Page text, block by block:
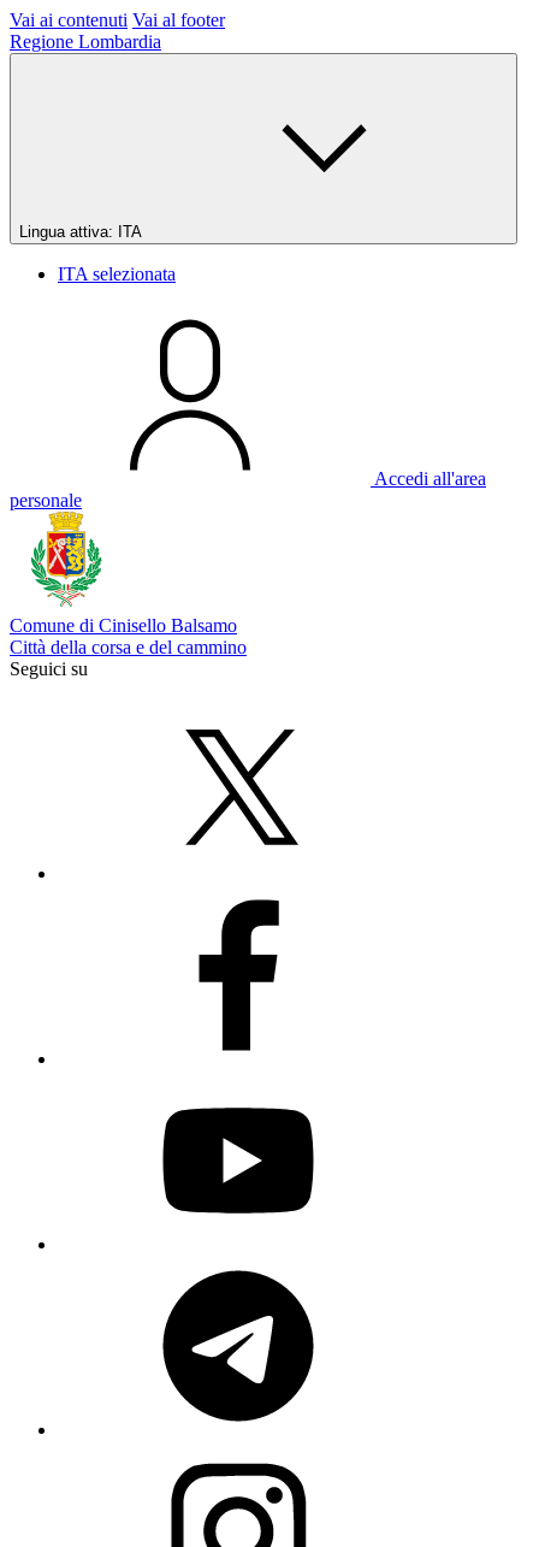
Vai ai contenuti Vai al footer
Regione Lombardia
Lingua attiva: ITA
ITA selezionata
Accedi all'area
personale
Comune di Cinisello Balsamo
Città della corsa e del cammino
Seguici su